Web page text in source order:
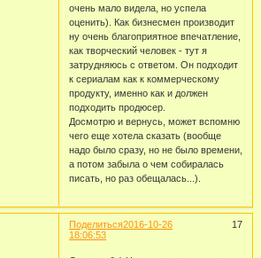
очень мало видела, но успела
оценить). Как бизнесмен производит
ну очень благоприятное впечатление,
как творческий человек - тут я
затрудняюсь с ответом. Он подходит
к сериалам как к коммерческому
продукту, именно как и должен
подходить продюсер.
Досмотрю и вернусь, может вспомню
чего еще хотела сказать (вообще
надо было сразу, но не было времени,
а потом забыла о чем собиралась
писать, но раз обещалась...).
Поделиться 17
2016-10-26
18:06:53